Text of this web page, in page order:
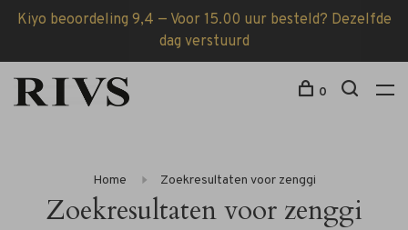
Kiyo beoordeling 9,4 — Voor 15.00 uur besteld? Dezelfde
dag verstuurd
0
Home Zoekresultaten voor zenggi
Zoekresultaten voor zenggi